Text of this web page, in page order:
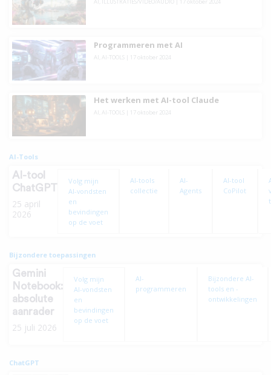
Programmeren met AI
AI AI-TOOLS 17 oktober 2024
Het werken met AI-tool Claude
AI AI-TOOLS 17 oktober 2024
AI-Tools
AI-tool
ChatGPT
25 april
2026
Volg mijn
AI-vondsten
en
bevindingen
op de voet
AI-tools
collectie
AI-
Agents
AI-tool
CoPilot
Bijzondere toepassingen
Gemini
Notebook:
absolute
aanrader
25 juli 2026
Volg mijn
AI-vondsten
en
bevindingen
op de voet
AI-
programmeren
Bijzondere AI-
tools en -
ontwikkelingen
ChatGPT